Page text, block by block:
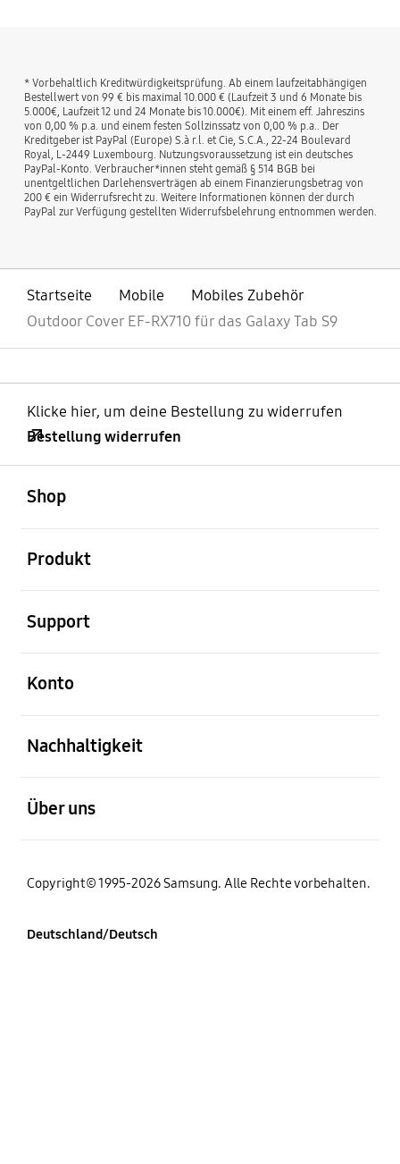
* Vorbehaltlich Kreditwürdigkeitsprüfung. Ab einem laufzeitabhängigen
Bestellwert von 99 € bis maximal 10.000 € (Laufzeit 3 und 6 Monate bis
5.000€, Laufzeit 12 und 24 Monate bis 10.000€). Mit einem eff. Jahreszins
von 0,00 % p.a. und einem festen Sollzinssatz von 0,00 % p.a.. Der
Kreditgeber ist PayPal (Europe) S.à r.l. et Cie, S.C.A., 22-24 Boulevard
Royal, L-2449 Luxembourg. Nutzungsvoraussetzung ist ein deutsches
PayPal-Konto. Verbraucher*innen steht gemäß § 514 BGB bei
unentgeltlichen Darlehensverträgen ab einem Finanzierungsbetrag von
200 € ein Widerrufsrecht zu. Weitere Informationen können der durch
PayPal zur Verfügung gestellten Widerrufsbelehrung entnommen werden.
Startseite Mobile
Mobiles Zubehör
Outdoor Cover EF-RX710 für das Galaxy Tab S9
Klicke hier, um deine Bestellung zu widerrufen
Bestellung widerrufen
Shop
Produkt
Support
Konto
Nachhaltigkeit
Über uns
Copyright© 1995-2026 Samsung. Alle Rechte vorbehalten.
Deutschland/Deutsch